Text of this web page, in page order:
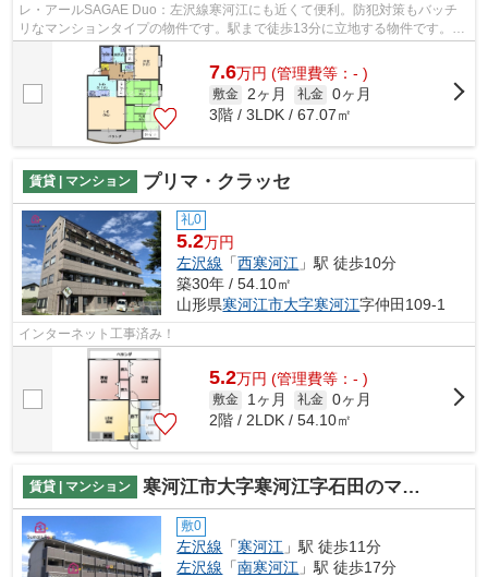
レ・アールSAGAE Duo：左沢線寒河江にも近くて便利。防犯対策もバッチ
リなマンションタイプの物件です。駅まで徒歩13分に立地する物件です。周
辺に駅が二つあり、交通の利便性が高いで...
7.6万円 (管理費等：- )
敷金 2ヶ月 礼金 0ヶ月
3階 / 3LDK / 67.07㎡
賃貸 | マンション プリマ・クラッセ
礼0
5.2万円
左沢線 「西寒河江 」駅 徒歩10分
築30年 / 54.10㎡
山形県寒河江市大字寒河江字仲田109-1
インターネット工事済み！
5.2万円 (管理費等：- )
敷金 1ヶ月 礼金 0ヶ月
2階 / 2LDK / 54.10㎡
賃貸 | マンション 寒河江市大字寒河江字石田のマンション
敷0
左沢線 「寒河江 」駅 徒歩11分
左沢線 「南寒河江 」駅 徒歩17分